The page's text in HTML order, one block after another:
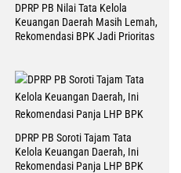
DPRP PB Nilai Tata Kelola
Keuangan Daerah Masih Lemah,
Rekomendasi BPK Jadi Prioritas
DPRP PB Soroti Tajam Tata
Kelola Keuangan Daerah, Ini
Rekomendasi Panja LHP BPK